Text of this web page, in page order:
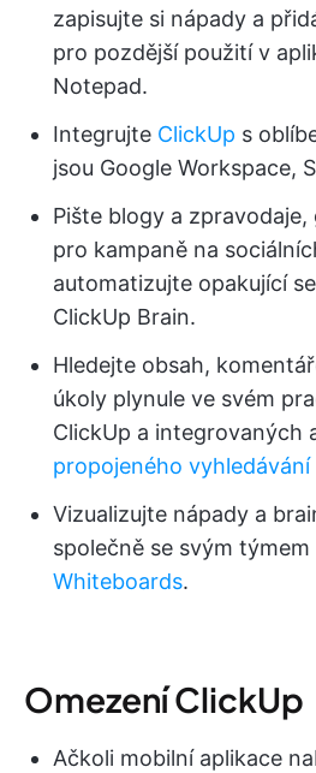
zapisujte si nápady a
pro pozdější použití v
Notepad.
Integrujte ClickUp s
jsou Google Workspace,
Pište blogy a
pro kampaně na
automatizujte opakující
ClickUp Brain.
Hledejte obsah,
úkoly plynule ve svém
ClickUp a integrovaných
propojeného vyhledávání
Vizualizujte nápady a
společně se svým
Whiteboards.
Omezení ClickUp
Ačkoli mobilní aplikace